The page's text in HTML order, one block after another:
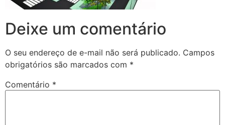
Deixe um comentário
O seu endereço de e-mail não será publicado. Campos
obrigatórios são marcados com *
Comentário *